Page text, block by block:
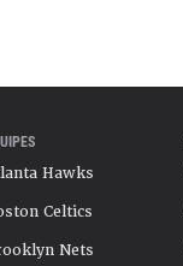
Hawks
Celtics
Nets